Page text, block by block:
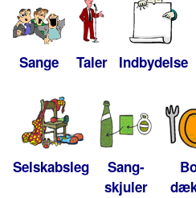
Sange Taler Indbydelse
Selskabsleg
Sang-
skjuler